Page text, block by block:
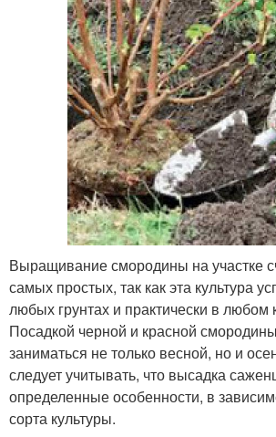
Выращивание смородины на участке
самых простых, так как эта культура
любых грунтах и практически в любом
Посадкой черной и красной
заниматься не только весной, но и
следует учитывать, что высадка
определенные особенности, в
сорта культуры.